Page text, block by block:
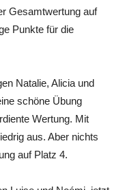
Gesamtwertung auf
Punkte für die
Natalie, Alicia und
schöne Übung
Wertung. Mit
aus. Aber nichts
auf Platz 4.